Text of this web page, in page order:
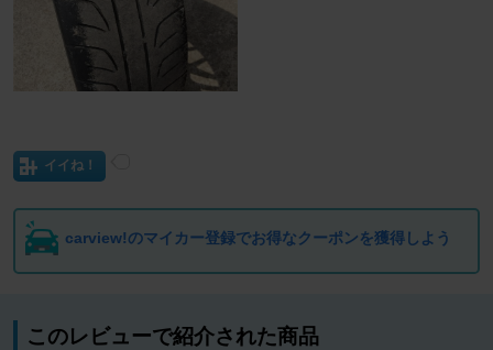
イイね！
carview!のマイカー登録でお得なクーポンを獲得しよう
このレビューで紹介された商品